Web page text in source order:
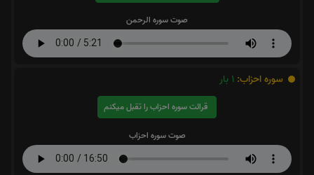
صوت سوره الرحمن
سوره احزاب: 1 بار
قرائت سوره احزاب را تقبل میکنم
صوت سوره احزاب